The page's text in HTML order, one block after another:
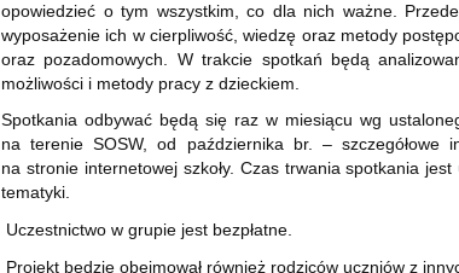
opowiedzieć o tym wszystkim, co dla nich ważne.
wyposażenie ich w cierpliwość, wiedzę oraz metody
oraz pozadomowych. W trakcie spotkań będą
możliwości i metody pracy z dzieckiem.
Spotkania odbywać będą się raz w miesiącu wg
na terenie SOSW, od października br. – szczegółowe
na stronie internetowej szkoły. Czas trwania spotkania
tematyki.
Uczestnictwo w grupie jest bezpłatne.
Projekt będzie obejmował również rodziców uczniów z